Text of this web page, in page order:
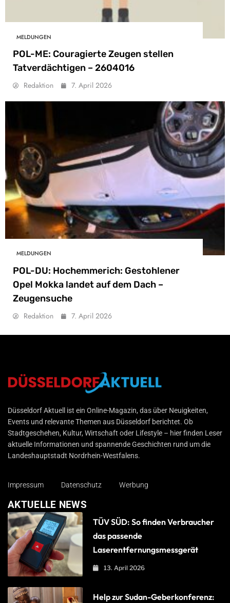
MELDUNGEN
POL-ME: Couragierte Zeugen stellen
Tatverdächtigen – 2604016
Redaktion 7. April 2026
MELDUNGEN
POL-DU: Hochemmerich: Gestohlener
Opel Mokka landet auf dem Dach –
Zeugensuche
Redaktion 7. April 2026
Düsseldorf Aktuell
Düsseldorf Aktuell ist ein Online-Magazin, das über Neuigkeiten,
Events und relevante Themen aus Düsseldorf berichtet. Ob
Stadtgeschehen, Kultur, Wirtschaft oder Lifestyle – hier finden Leser
aktuelle Informationen und spannende Geschichten rund um die
Landeshauptstadt Nordrhein-Westfalens.
Impressum Datenschutz Werbung
AKTUELLE NEWS
TÜV SÜD: So finden Verbraucher
das passende
Laserentfernungsmessgerät
13. April 2026
Help zur Sudan-Geberkonferenz: